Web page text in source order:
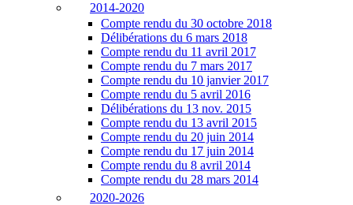
2014-2020
Compte rendu du 30 octobre 2018
Délibérations du 6 mars 2018
Compte rendu du 11 avril 2017
Compte rendu du 7 mars 2017
Compte rendu du 10 janvier 2017
Compte rendu du 5 avril 2016
Délibérations du 13 nov. 2015
Compte rendu du 13 avril 2015
Compte rendu du 20 juin 2014
Compte rendu du 17 juin 2014
Compte rendu du 8 avril 2014
Compte rendu du 28 mars 2014
2020-2026